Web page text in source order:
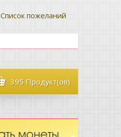
Список пожеланий
395 Продукт(ов)